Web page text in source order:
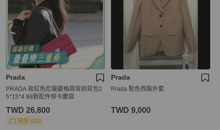
Prada
PRADA 玫紅色尼龍菱格肩背斜背包2
5*15*4 98新配件保卡塵袋
TWD 26,800
現折 800
Prada
Prada 駝色西裝外套
TWD 9,000